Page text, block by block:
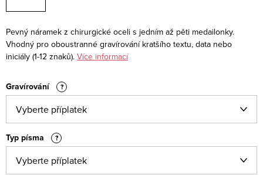
Pevný náramek z chirurgické oceli s jedním až pěti medailonky.
Vhodný pro oboustranné gravírování kratšího textu, data nebo
iniciály (1-12 znaků). Více informací
Gravírování ?
Typ písma ?